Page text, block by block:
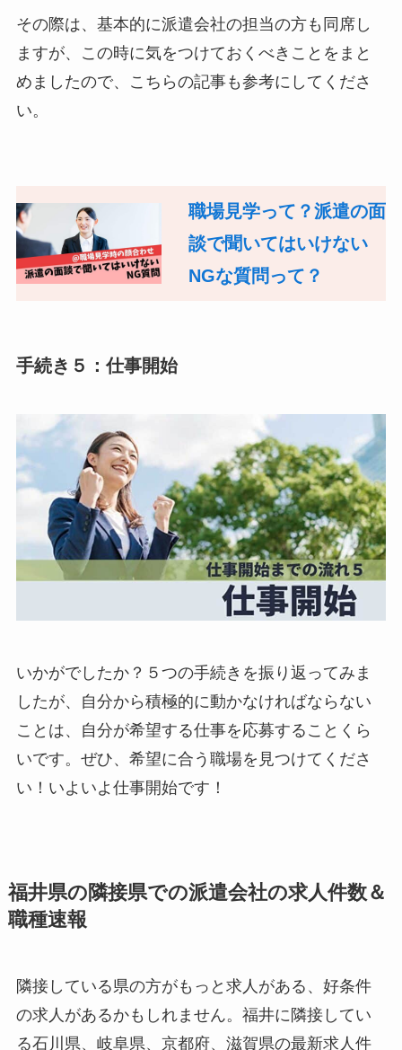
その際は、基本的に派遣会社の担当の方も同席し
ますが、この時に気をつけておくべきことをまと
めましたので、こちらの記事も参考にしてくださ
い。
職場見学って？派遣の面
談で聞いてはいけない
NGな質問って？
手続き５：仕事開始
いかがでしたか？５つの手続きを振り返ってみま
したが、自分から積極的に動かなければならない
ことは、自分が希望する仕事を応募することくら
いです。ぜひ、希望に合う職場を見つけてくださ
い！いよいよ仕事開始です！
福井県の隣接県での派遣会社の求人件数＆
職種速報
隣接している県の方がもっと求人がある、好条件
の求人があるかもしれません。福井に隣接してい
る石川県、岐阜県、京都府、滋賀県の最新求人件